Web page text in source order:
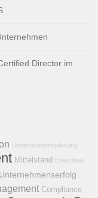
Director im
Unternehmensplanung
Mittelstand Executive
Unternehmenserfolg
Compliance